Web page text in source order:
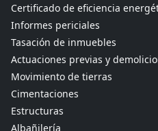
Certificado de eficiencia
Informes periciales
Tasación de inmuebles
Actuaciones previas y
Movimiento de tierras
Cimentaciones
Estructuras
Albañilería